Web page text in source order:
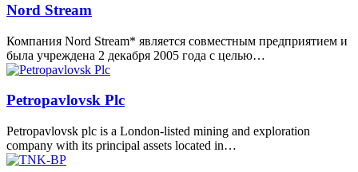
Nord Stream
Компания Nord Stream* является совместным предприятием и
была учреждена 2 декабря 2005 года с целью…
Petropavlovsk Plc
Petropavlovsk plc is a London-listed mining and exploration
company with its principal assets located in…